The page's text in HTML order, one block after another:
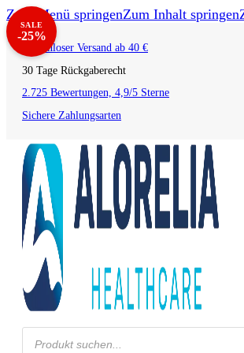
Zum Menü springenZum Inhalt springen
Kostenloser Versand ab 40 €
30 Tage Rückgaberecht
2.725 Bewertungen, 4,9/5 Sterne
Sichere Zahlungsarten
SALE
-25%